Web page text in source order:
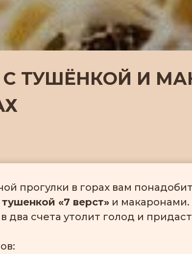
С ТУШЁНКОЙ И
прогулки в горах вам
тушенкой «7 верст» и
два счета утолит голод и